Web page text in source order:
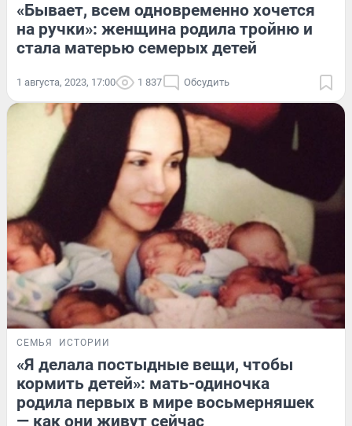
«Бывает, всем одновременно хочется
на ручки»: женщина родила тройню и
стала матерью семерых детей
1 августа, 2023, 17:00 1 837 Обсудить
СЕМЬЯ ИСТОРИИ
«Я делала постыдные вещи, чтобы
кормить детей»: мать-одиночка
родила первых в мире восьмерняшек
— как они живут сейчас